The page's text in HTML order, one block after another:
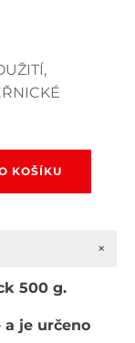
KOŠÍKU
+
500 g.
je určeno